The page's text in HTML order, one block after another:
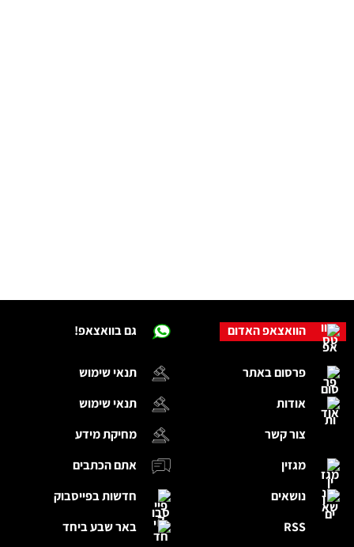
גם בוואצאפ!
תנאי שימוש
תנאי שימוש
מחיקת מידע
אתם הכתבים
חדשות בפייסבוק
באר שבע ביחד
הוואצאפ האדום
פרסום באתר
אודות
צור קשר
מגזין
נושאים
RSS